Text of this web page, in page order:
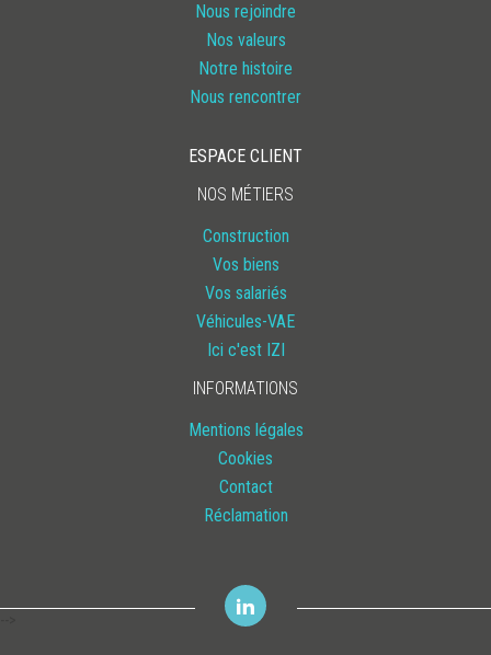
Nous rejoindre
Nos valeurs
Notre histoire
Nous rencontrer
ESPACE CLIENT
NOS MÉTIERS
Construction
Vos biens
Vos salariés
Véhicules-VAE
Ici c'est IZI
INFORMATIONS
Mentions légales
Cookies
Contact
Réclamation